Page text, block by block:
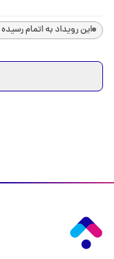
این رویداد به اتمام